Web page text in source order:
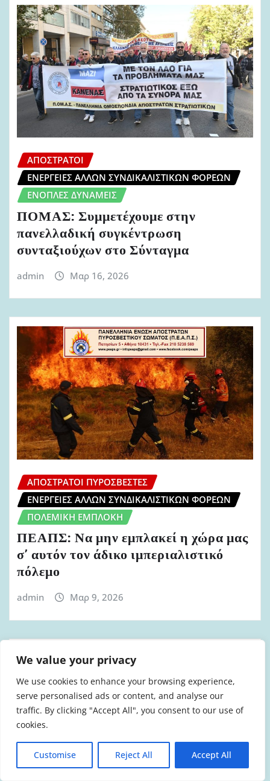
We value your privacy
We use cookies to enhance your browsing experience,
serve personalised ads or content, and analyse our
traffic. By clicking "Accept All", you consent to our use of
cookies.
Customise Reject All Accept All
ΑΠΌΣΤΡΑΤΟΙ
ΕΝΈΡΓΕΙΕΣ ΆΛΛΩΝ ΣΥΝΔΙΚΑΛΙΣΤΙΚΏΝ ΦΟΡΈΩΝ
ΈΝΟΠΛΕΣ ΔΥΝΆΜΕΙΣ
ΠΟΜΑΣ: Συμμετέχουμε στην
πανελλαδική συγκέντρωση
συνταξιούχων στο Σύνταγμα
admin Μαρ 16, 2026
ΑΠΌΣΤΡΑΤΟΙ ΠΥΡΟΣΒΈΣΤΕΣ
ΕΝΈΡΓΕΙΕΣ ΆΛΛΩΝ ΣΥΝΔΙΚΑΛΙΣΤΙΚΏΝ ΦΟΡΈΩΝ
ΠΟΛΕΜΙΚΉ ΕΜΠΛΟΚΉ
ΠΕΑΠΣ: Να μην εμπλακεί η χώρα μας
σ’ αυτόν τον άδικο ιμπεριαλιστικό
πόλεμο
admin Μαρ 9, 2026